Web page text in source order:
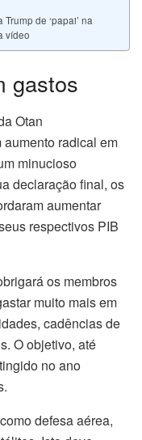
de ‘papai’ na
vídeo
gastos
Otan
radical em
minucioso
declaração final, os
aumentar
respectivos PIB
os membros
muito mais em
cadências de
O objetivo, até
no ano
defesa aérea,